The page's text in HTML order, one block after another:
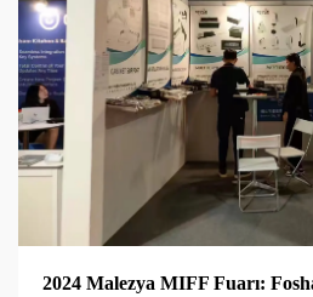
2024 Malezya MIFF Fuarı: